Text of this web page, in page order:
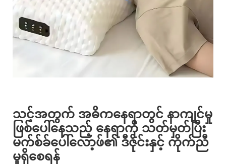
သင့်အတွက် အဓိကနေရာတွင် နာကျင်မှု
ဖြစ်ပေါ်နေသည့် နေရာကို သတ်မှတ်ပြီး
မက်စ်ခ်ပေါ်လော့ဖ်၏ ဒီဇိုင်းနှင့် ကိုက်ညီ
မှုရှိစေရန်